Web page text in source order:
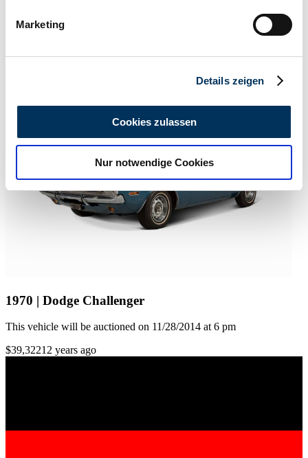
bestimmten Merkmalen (Fingerprinting) identifizieren
Erfahren Sie mehr darüber, wie Ihre persönlichen Daten
analysieren. Außerdem geben wir Informationen zu Ihrer
Verwendung unserer Website an unsere Partner für
soziale Medien, Werbung und Analysen weiter. Unsere
Partner führen diese Informationen möglicherweise mit
weiteren Daten zusammen, die Sie ihnen bereitgestellt
haben oder die sie im Rahmen Ihrer Nutzung der Dienste
Marketing
Details zeigen
Cookies zulassen
Nur notwendige Cookies
Expired listing
1970 | Dodge Challenger
This vehicle will be auctioned on 11/28/2014 at 6 pm
$39,32212 years ago